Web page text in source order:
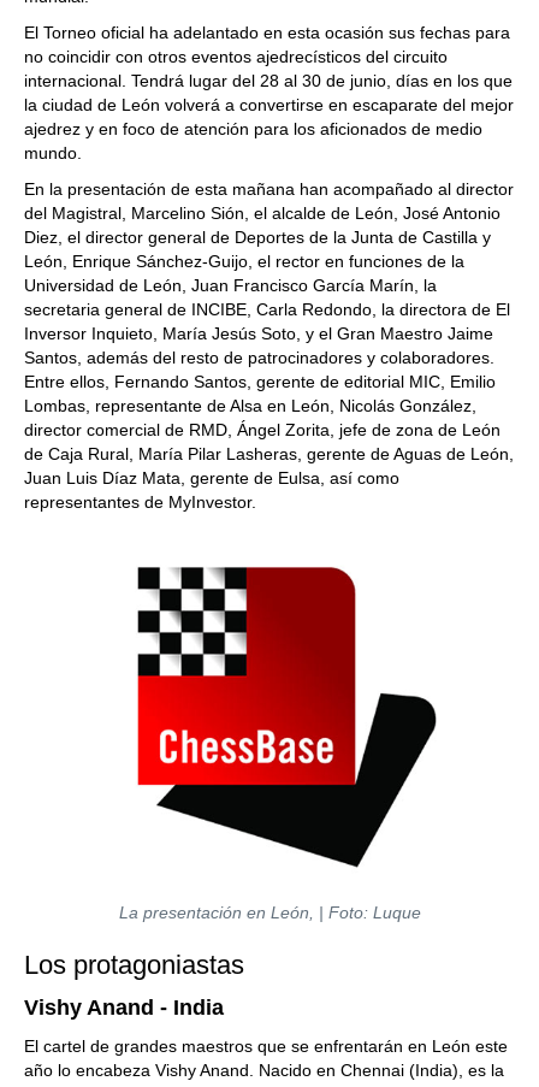
El Torneo oficial ha adelantado en esta ocasión sus fechas para
no coincidir con otros eventos ajedrecísticos del circuito
internacional. Tendrá lugar del 28 al 30 de junio, días en los que
la ciudad de León volverá a convertirse en escaparate del mejor
ajedrez y en foco de atención para los aficionados de medio
mundo.
En la presentación de esta mañana han acompañado al director
del Magistral, Marcelino Sión, el alcalde de León, José Antonio
Diez, el director general de Deportes de la Junta de Castilla y
León, Enrique Sánchez-Guijo, el rector en funciones de la
Universidad de León, Juan Francisco García Marín, la
secretaria general de INCIBE, Carla Redondo, la directora de El
Inversor Inquieto, María Jesús Soto, y el Gran Maestro Jaime
Santos, además del resto de patrocinadores y colaboradores.
Entre ellos, Fernando Santos, gerente de editorial MIC, Emilio
Lombas, representante de Alsa en León, Nicolás González,
director comercial de RMD, Ángel Zorita, jefe de zona de León
de Caja Rural, María Pilar Lasheras, gerente de Aguas de León,
Juan Luis Díaz Mata, gerente de Eulsa, así como
representantes de MyInvestor.
La presentación en León, | Foto: Luque
Los protagoniastas
Vishy Anand - India
El cartel de grandes maestros que se enfrentarán en León este
año lo encabeza Vishy Anand. Nacido en Chennai (India), es la